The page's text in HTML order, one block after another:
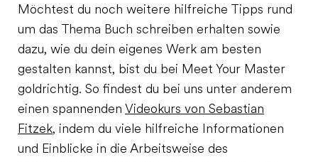
Möchtest du noch weitere hilfreiche Tipps rund
um das Thema Buch schreiben erhalten sowie
dazu, wie du dein eigenes Werk am besten
gestalten kannst, bist du bei Meet Your Master
goldrichtig. So findest du bei uns unter anderem
einen spannenden Videokurs von Sebastian
Fitzek, indem du viele hilfreiche Informationen
und Einblicke in die Arbeitsweise des